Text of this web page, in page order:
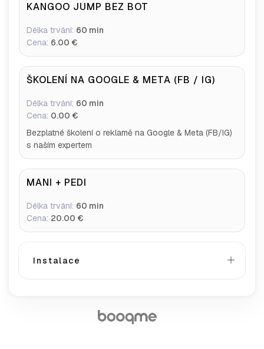
KANGOO JUMP BEZ BOT
Délka trvání: 60 min
Cena: 6.00 €
ŠKOLENÍ NA GOOGLE & META (FB / IG)
Délka trvání: 60 min
Cena: 0.00 €
Bezplatné školení o reklamě na Google & Meta (FB/IG)
s naším expertem
MANI + PEDI
Délka trvání: 60 min
Cena: 20.00 €
Instalace